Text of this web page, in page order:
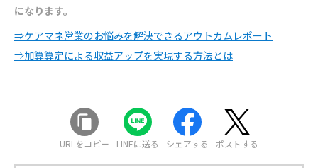
になります。
⇒ケアマネ営業のお悩みを解決できるアウトカムレポート
⇒加算算定による収益アップを実現する方法とは
URLをコピー LINEに送る シェアする ポストする